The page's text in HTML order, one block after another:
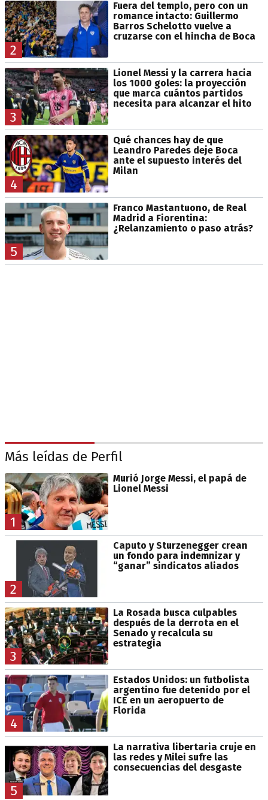
2
Fuera del templo, pero con un
romance intacto: Guillermo
Barros Schelotto vuelve a
cruzarse con el hincha de Boca
3
Lionel Messi y la carrera hacia
los 1000 goles: la proyección
que marca cuántos partidos
necesita para alcanzar el hito
4
Qué chances hay de que
Leandro Paredes deje Boca
ante el supuesto interés del
Milan
5
Franco Mastantuono, de Real
Madrid a Fiorentina:
¿Relanzamiento o paso atrás?
Más leídas de Perfil
1
Murió Jorge Messi, el papá de
Lionel Messi
2
Caputo y Sturzenegger crean
un fondo para indemnizar y
“ganar” sindicatos aliados
3
La Rosada busca culpables
después de la derrota en el
Senado y recalcula su
estrategia
4
Estados Unidos: un futbolista
argentino fue detenido por el
ICE en un aeropuerto de
Florida
5
La narrativa libertaria cruje en
las redes y Milei sufre las
consecuencias del desgaste